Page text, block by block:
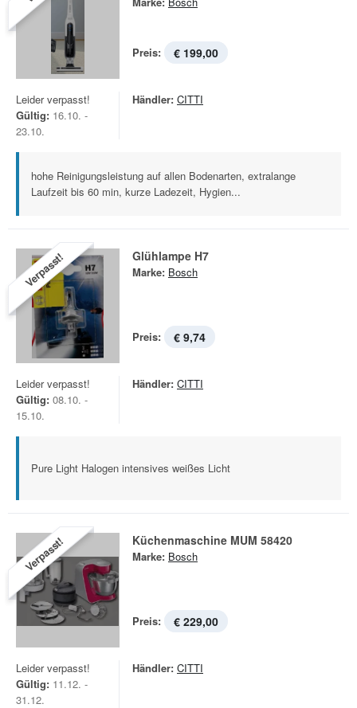
Preis: € 199,00
Leider verpasst!
Gültig: 16.10. -
23.10.
Händler: CITTI
hohe Reinigungsleistung auf allen Bodenarten, extralange
Laufzeit bis 60 min, kurze Ladezeit, Hygien...
Verpasst! Glühlampe H7
Marke: Bosch
Preis: € 9,74
Leider verpasst!
Gültig: 08.10. -
15.10.
Händler: CITTI
Pure Light Halogen intensives weißes Licht
Verpasst! Küchenmaschine MUM 58420
Marke: Bosch
Preis: € 229,00
Leider verpasst!
Gültig: 11.12. -
31.12.
Händler: CITTI